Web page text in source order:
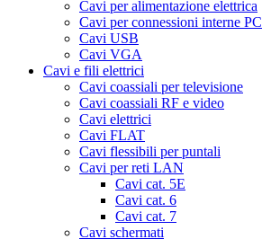
Cavi per alimentazione elettrica
Cavi per connessioni interne PC
Cavi USB
Cavi VGA
Cavi e fili elettrici
Cavi coassiali per televisione
Cavi coassiali RF e video
Cavi elettrici
Cavi FLAT
Cavi flessibili per puntali
Cavi per reti LAN
Cavi cat. 5E
Cavi cat. 6
Cavi cat. 7
Cavi schermati